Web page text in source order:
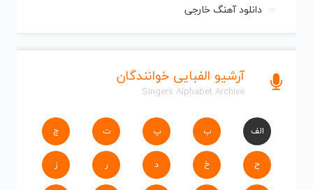
دانلود آهنگ خارجی
آرشیو الفبایی خوانندگان
Singers Alphabet Archive
الف ب پ ت ج
ح خ د ر ز